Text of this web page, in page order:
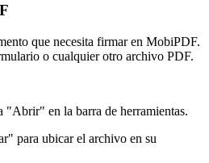
que necesita firmar en MobiPDF.
o cualquier otro archivo PDF.
"Abrir" en la barra de herramientas.
para ubicar el archivo en su